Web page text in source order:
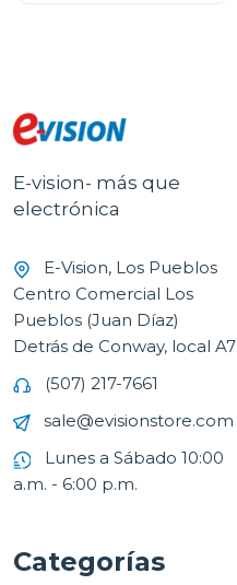
E-vision- más que
electrónica
E-Vision, Los Pueblos
Centro Comercial Los
Pueblos (Juan Díaz)
Detrás de Conway, local A7
(507) 217-7661
sale@evisionstore.com
Lunes a Sábado 10:00
a.m. - 6:00 p.m.
Categorías